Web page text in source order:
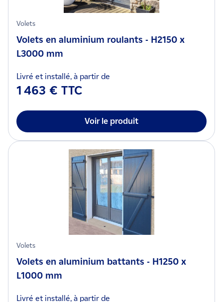
Volets
Volets en aluminium roulants - H2150 x
L3000 mm
Livré et installé, à partir de
1 463 € TTC
Voir le produit
Volets
Volets en aluminium battants - H1250 x
L1000 mm
Livré et installé, à partir de